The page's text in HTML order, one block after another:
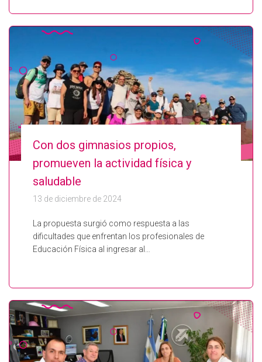
Con dos gimnasios propios,
promueven la actividad física y
saludable
13 de diciembre de 2024
La propuesta surgió como respuesta a las
dificultades que enfrentan los profesionales de
Educación Física al ingresar al…